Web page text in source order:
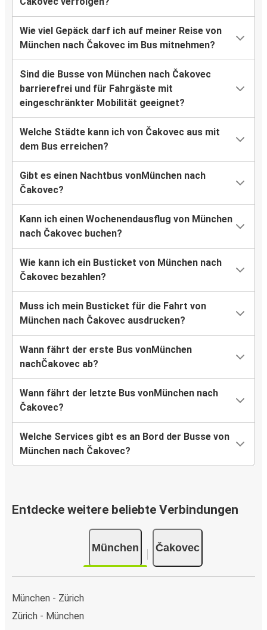
Wie viel Gepäck darf ich auf meiner Reise von
München nach Čakovec im Bus mitnehmen?
Sind die Busse von München nach Čakovec
barrierefrei und für Fahrgäste mit
eingeschränkter Mobilität geeignet?
Welche Städte kann ich von Čakovec aus mit
dem Bus erreichen?
Gibt es einen Nachtbus vonMünchen nach
Čakovec?
Kann ich einen Wochenendausflug von München
nach Čakovec buchen?
Wie kann ich ein Busticket von München nach
Čakovec bezahlen?
Muss ich mein Busticket für die Fahrt von
München nach Čakovec ausdrucken?
Wann fährt der erste Bus vonMünchen
nachČakovec ab?
Wann fährt der letzte Bus vonMünchen nach
Čakovec?
Welche Services gibt es an Bord der Busse von
München nach Čakovec?
Entdecke weitere beliebte Verbindungen
München Čakovec
München - Zürich
Zürich - München